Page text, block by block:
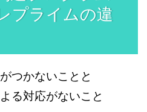
プライムの違
つかないことと
る対応がないこと